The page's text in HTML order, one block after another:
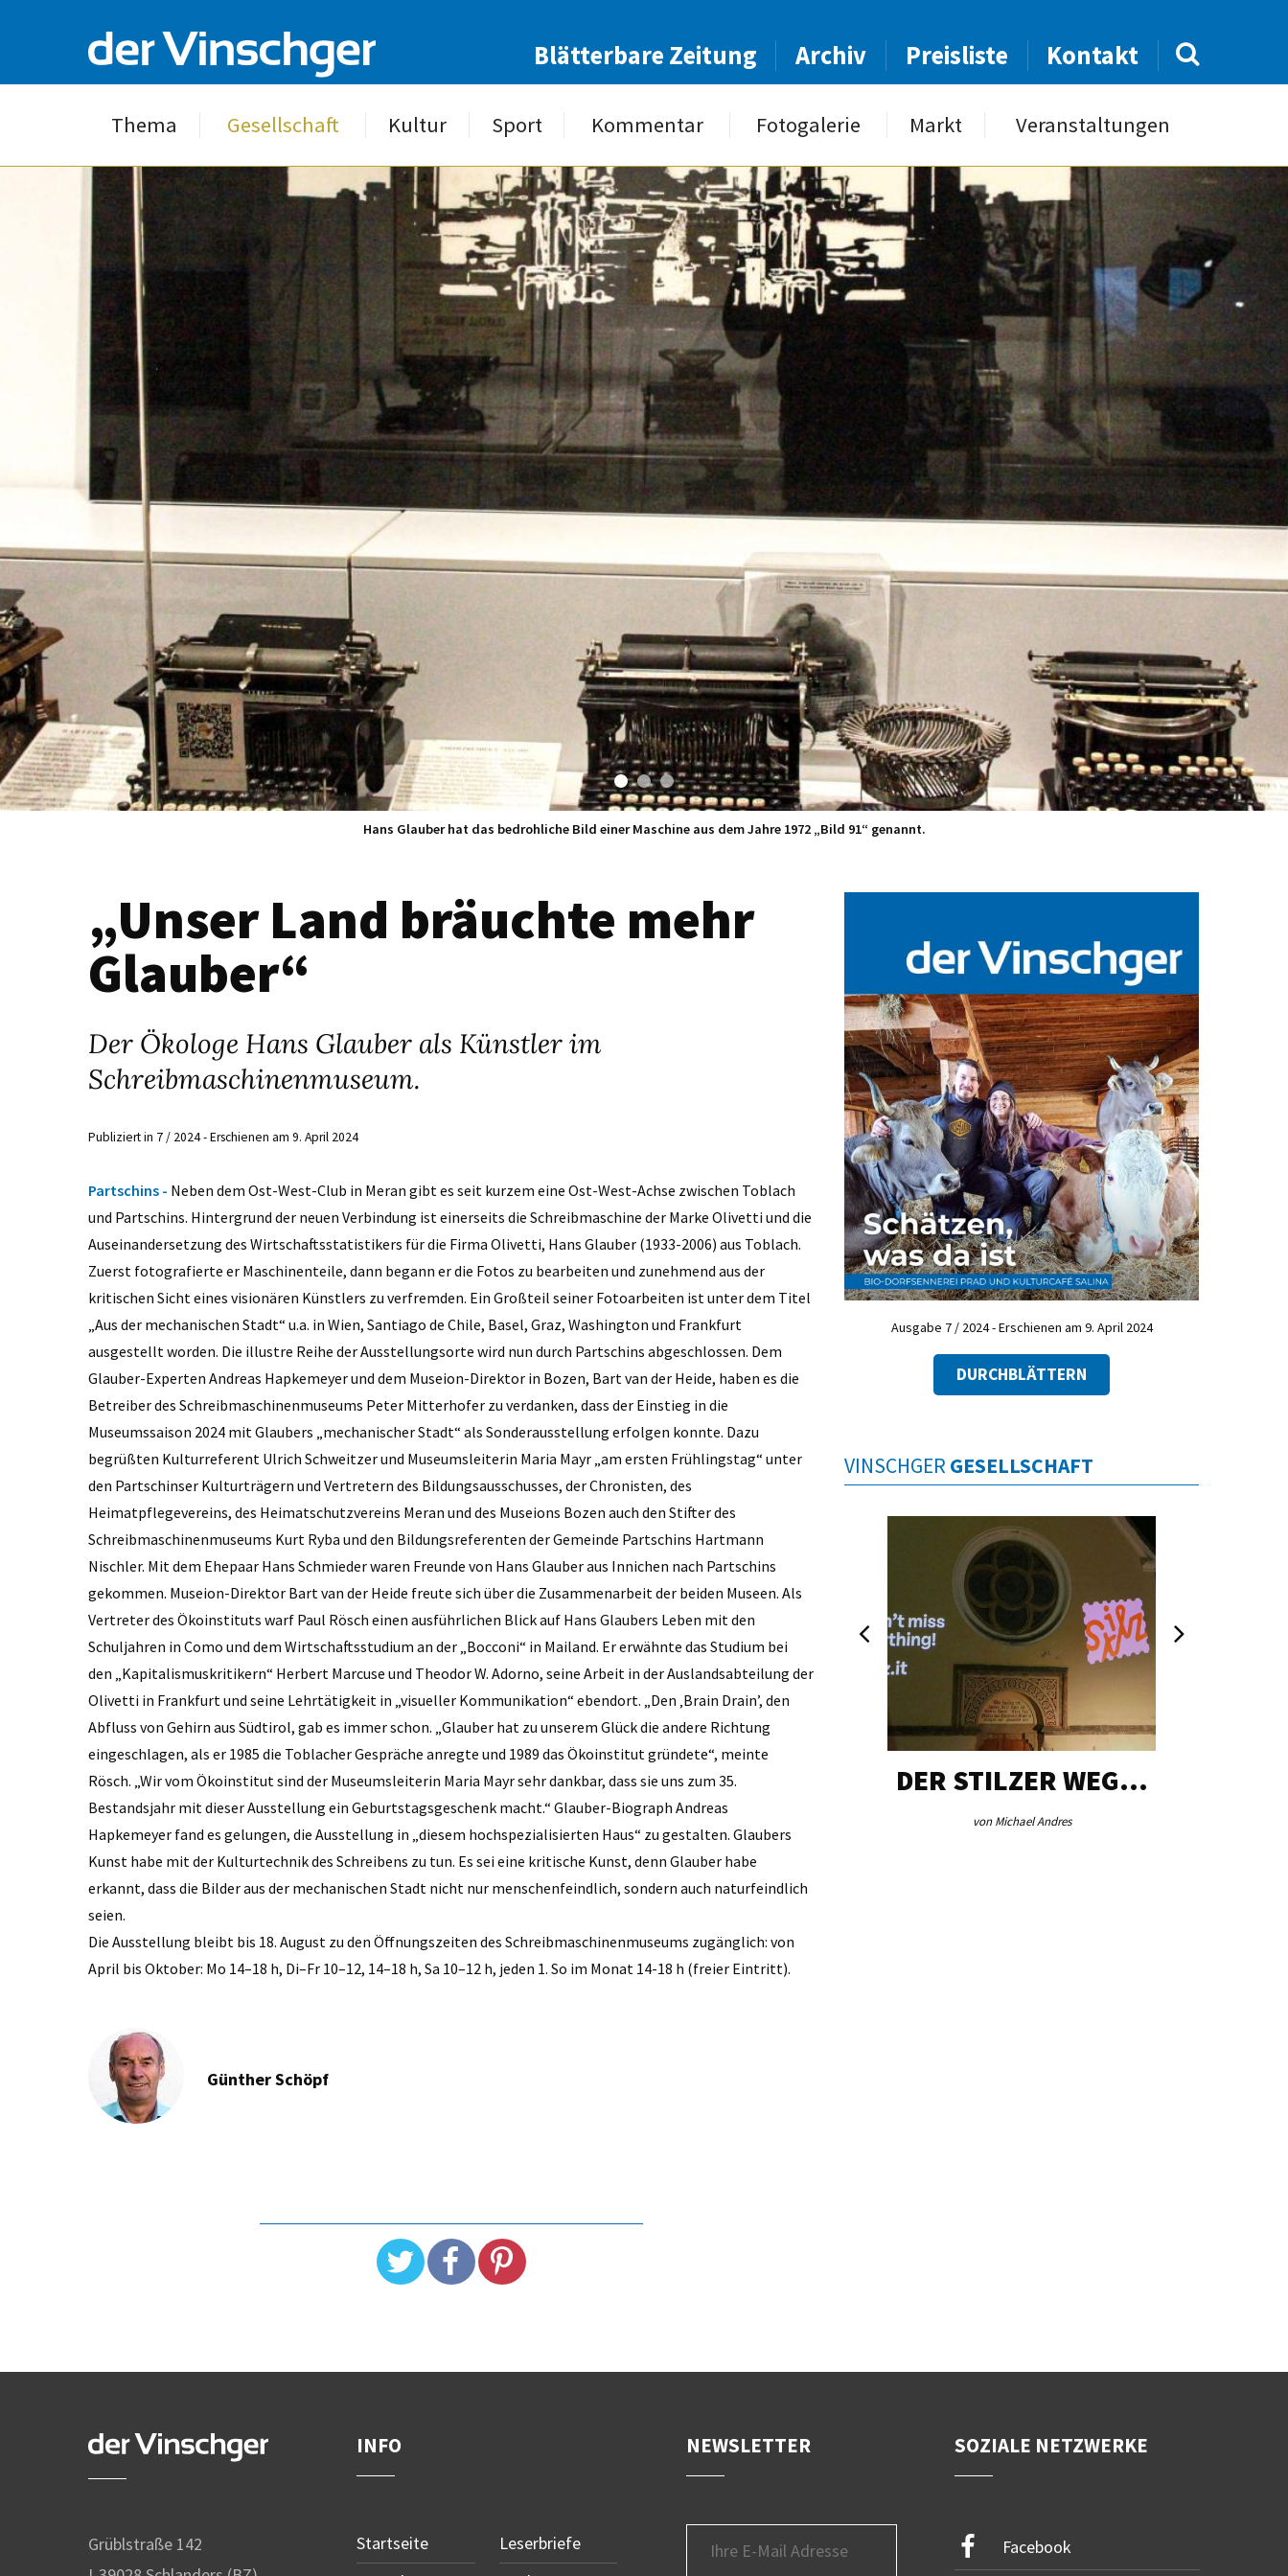
Blätterbare Zeitung Archiv Preisliste Kontakt
Thema Gesellschaft Kultur Sport Kommentar Fotogalerie Markt Veranstaltungen
Hans Glauber hat das bedrohliche Bild einer Maschine aus dem Jahre 1972 „Bild 91“ genannt.
„Unser Land bräuchte mehr
Glauber“
Der Ökologe Hans Glauber als Künstler im
Schreibmaschinenmuseum.
Publiziert in 7 / 2024 - Erschienen am 9. April 2024
Partschins - Neben dem Ost-West-Club in Meran gibt es seit kurzem eine Ost-West-Achse zwischen Toblach
und Partschins. Hintergrund der neuen Verbindung ist einerseits die Schreibmaschine der Marke Olivetti und die
Auseinandersetzung des Wirtschaftsstatistikers für die Firma Olivetti, Hans Glauber (1933-2006) aus Toblach.
Zuerst fotografierte er Maschinenteile, dann begann er die Fotos zu bearbeiten und zunehmend aus der
kritischen Sicht eines visionären Künstlers zu verfremden. Ein Großteil seiner Fotoarbeiten ist unter dem Titel
„Aus der mechanischen Stadt“ u.a. in Wien, Santiago de Chile, Basel, Graz, Washington und Frankfurt
ausgestellt worden. Die illustre Reihe der Ausstellungsorte wird nun durch Partschins abgeschlossen. Dem
Glauber-Experten Andreas Hapkemeyer und dem Museion-Direktor in Bozen, Bart van der Heide, haben es die
Betreiber des Schreibmaschinenmuseums Peter Mitterhofer zu verdanken, dass der Einstieg in die
Museumssaison 2024 mit Glaubers „mechanischer Stadt“ als Sonderausstellung erfolgen konnte. Dazu
begrüßten Kulturreferent Ulrich Schweitzer und Museumsleiterin Maria Mayr „am ersten Frühlingstag“ unter
den Partschinser Kulturträgern und Vertretern des Bildungsausschusses, der Chronisten, des
Heimatpflegevereins, des Heimatschutzvereins Meran und des Museions Bozen auch den Stifter des
Schreibmaschinenmuseums Kurt Ryba und den Bildungsreferenten der Gemeinde Partschins Hartmann
Nischler. Mit dem Ehepaar Hans Schmieder waren Freunde von Hans Glauber aus Innichen nach Partschins
gekommen. Museion-Direktor Bart van der Heide freute sich über die Zusammenarbeit der beiden Museen. Als
Vertreter des Ökoinstituts warf Paul Rösch einen ausführlichen Blick auf Hans Glaubers Leben mit den
Schuljahren in Como und dem Wirtschaftsstudium an der „Bocconi“ in Mailand. Er erwähnte das Studium bei
den „Kapitalismuskritikern“ Herbert Marcuse und Theodor W. Adorno, seine Arbeit in der Auslandsabteilung der
Olivetti in Frankfurt und seine Lehrtätigkeit in „visueller Kommunikation“ ebendort. „Den ‚Brain Drain’, den
Abfluss von Gehirn aus Südtirol, gab es immer schon. „Glauber hat zu unserem Glück die andere Richtung
eingeschlagen, als er 1985 die Toblacher Gespräche anregte und 1989 das Ökoinstitut gründete“, meinte
Rösch. „Wir vom Ökoinstitut sind der Museumsleiterin Maria Mayr sehr dankbar, dass sie uns zum 35.
Bestandsjahr mit dieser Ausstellung ein Geburtstagsgeschenk macht.“ Glauber-Biograph Andreas
Hapkemeyer fand es gelungen, die Ausstellung in „diesem hochspezialisierten Haus“ zu gestalten. Glaubers
Kunst habe mit der Kulturtechnik des Schreibens zu tun. Es sei eine kritische Kunst, denn Glauber habe
erkannt, dass die Bilder aus der mechanischen Stadt nicht nur menschenfeindlich, sondern auch naturfeindlich
seien.
Die Ausstellung bleibt bis 18. August zu den Öffnungszeiten des Schreibmaschinenmuseums zugänglich: von
April bis Oktober: Mo 14–18 h, Di–Fr 10–12, 14–18 h, Sa 10–12 h, jeden 1. So im Monat 14-18 h (freier Eintritt).
Günther Schöpf
Ausgabe 7 / 2024 - Erschienen am 9. April 2024
DURCHBLÄTTERN
VINSCHGER GESELLSCHAFT
DER STILZER WEG…
von Michael Andres
Grüblstraße 142
INFO
Startseite
Leserbriefe
NEWSLETTER SOZIALE NETZWERKE
Facebook